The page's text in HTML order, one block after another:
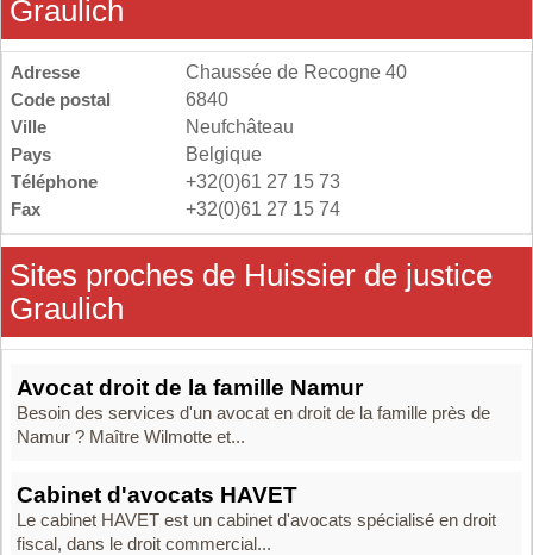
Graulich
Adresse
Chaussée de Recogne 40
Code postal
6840
Ville
Neufchâteau
Pays
Belgique
Téléphone
+32(0)61 27 15 73
Fax
+32(0)61 27 15 74
Sites proches de Huissier de justice
Graulich
Avocat droit de la famille Namur
Besoin des services d'un avocat en droit de la famille près de
Namur ? Maître Wilmotte et...
Cabinet d'avocats HAVET
Le cabinet HAVET est un cabinet d'avocats spécialisé en droit
fiscal, dans le droit commercial...